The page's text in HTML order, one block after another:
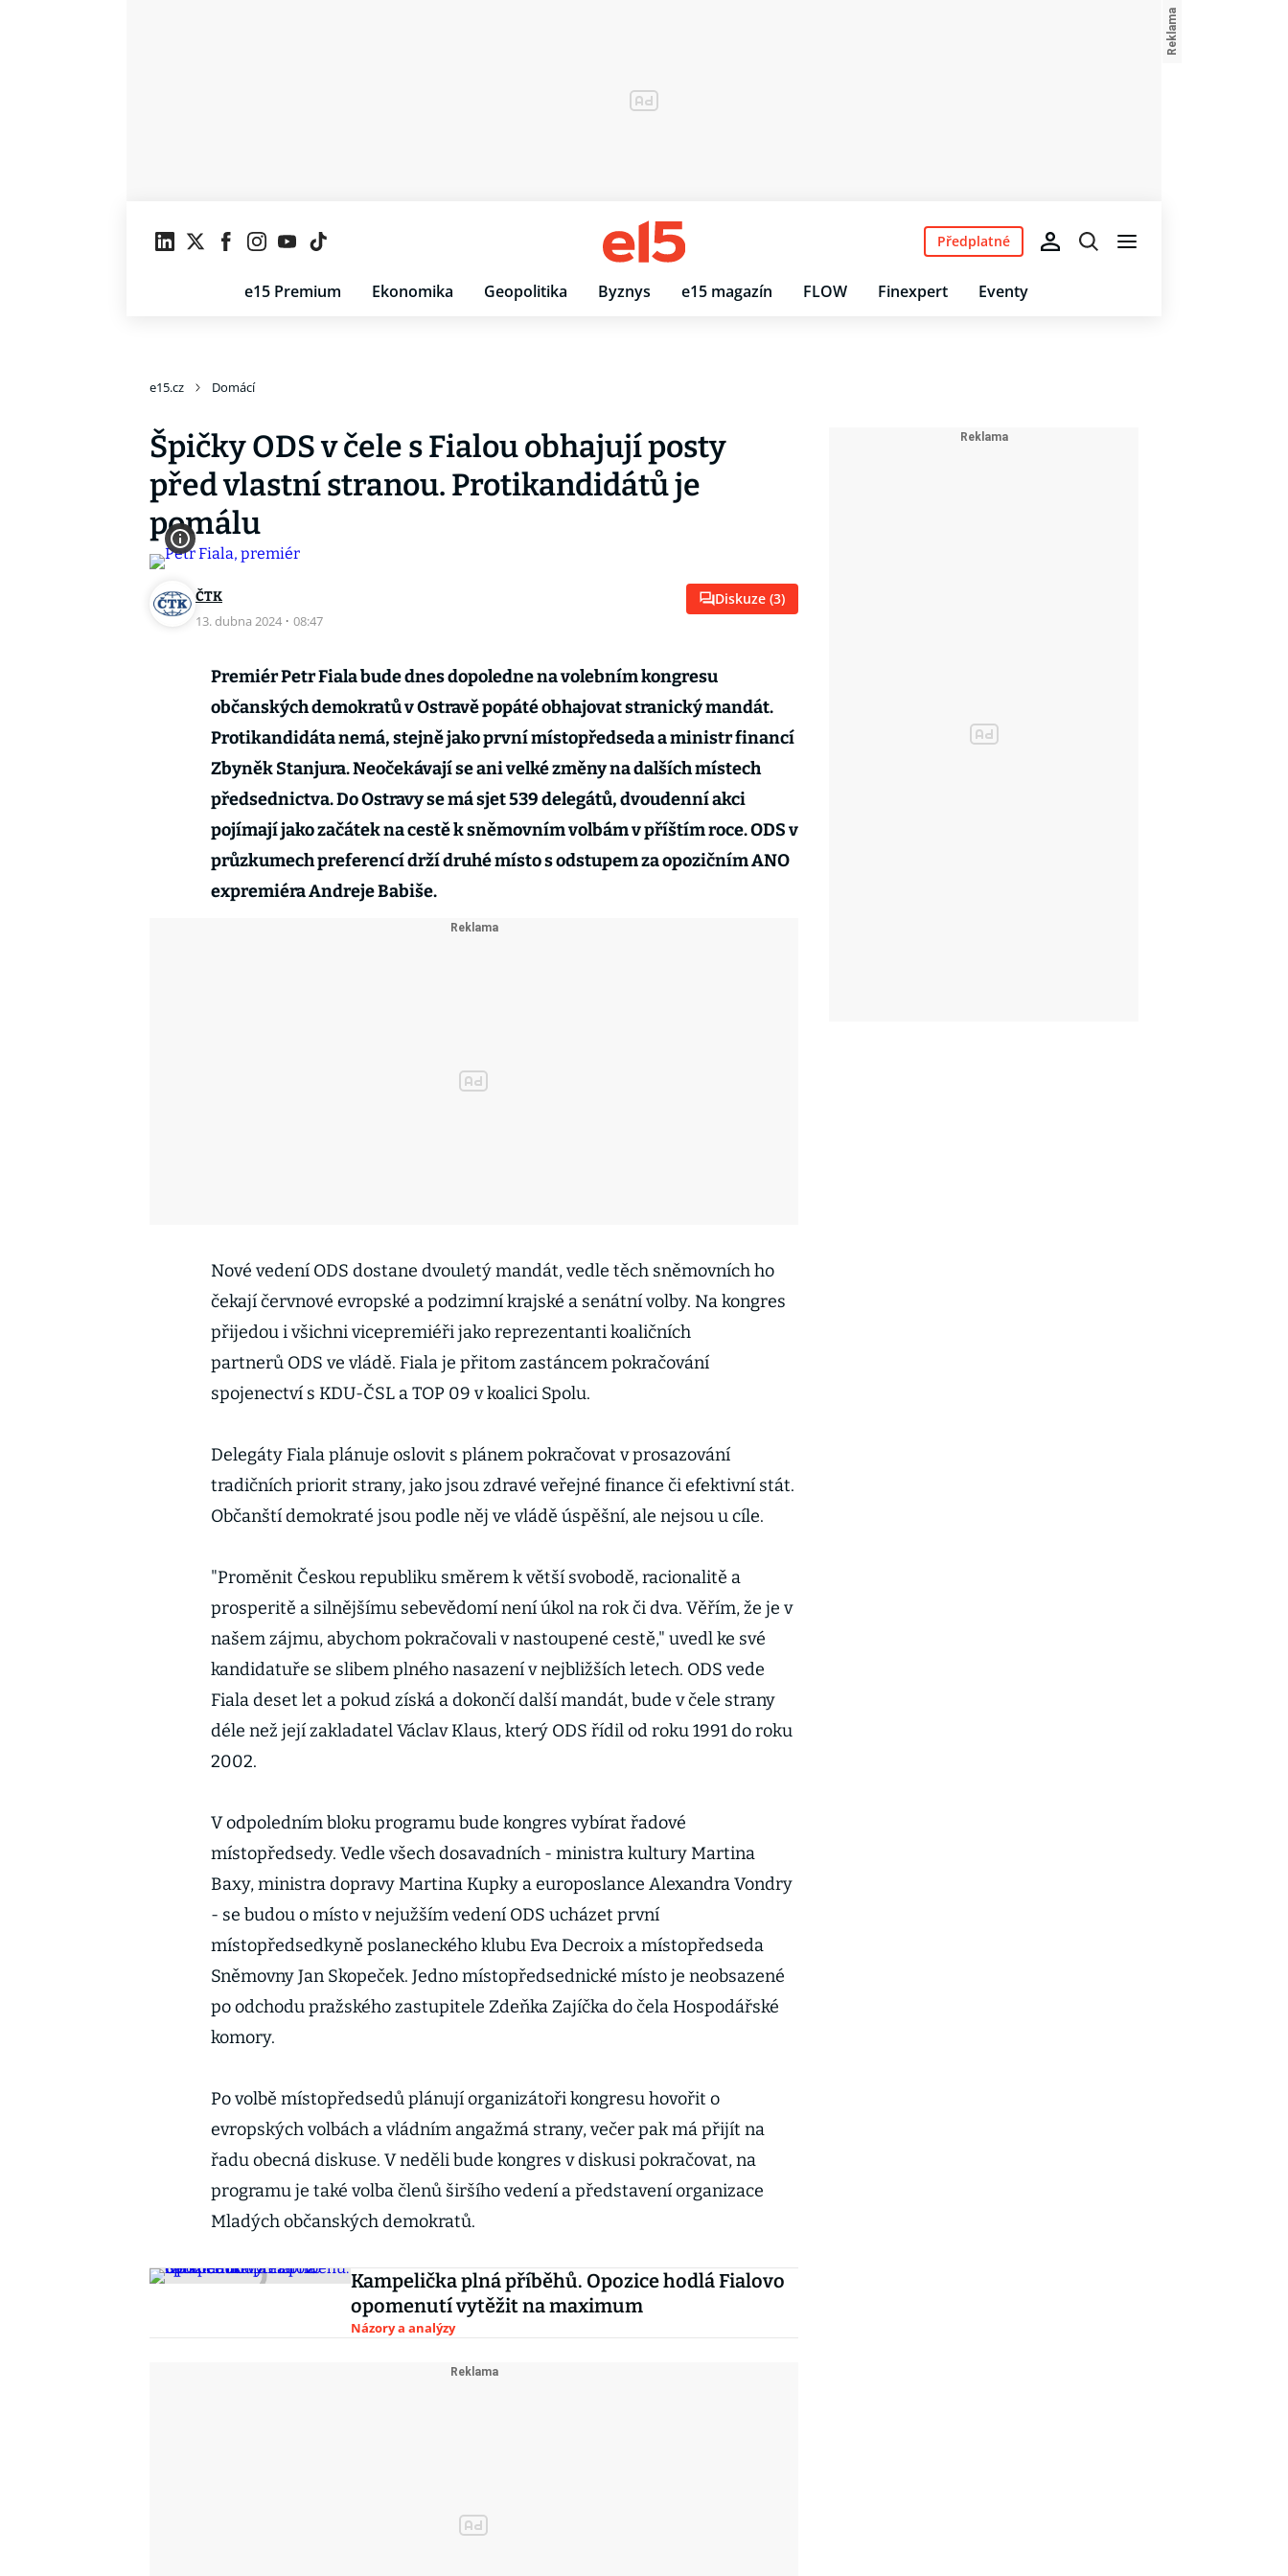
e15 Premium Ekonomika Geopolitika Byznys e15 magazín FLOW Finexpert Eventy
Předplatné
e15.cz Domácí
Špičky ODS v čele s Fialou obhajují posty
před vlastní stranou. Protikandidátů je
pomálu
ČTK
13. dubna 2024 · 08:47
Diskuze (3)
Premiér Petr Fiala bude dnes dopoledne na volebním kongresu
občanských demokratů v Ostravě popáté obhajovat stranický mandát.
Protikandidáta nemá, stejně jako první místopředseda a ministr financí
Zbyněk Stanjura. Neočekávají se ani velké změny na dalších místech
předsednictva. Do Ostravy se má sjet 539 delegátů, dvoudenní akci
pojímají jako začátek na cestě k sněmovním volbám v příštím roce. ODS v
průzkumech preferencí drží druhé místo s odstupem za opozičním ANO
expremiéra Andreje Babiše.
Nové vedení ODS dostane dvouletý mandát, vedle těch sněmovních ho
čekají červnové evropské a podzimní krajské a senátní volby. Na kongres
přijedou i všichni vicepremiéři jako reprezentanti koaličních
partnerů ODS ve vládě. Fiala je přitom zastáncem pokračování
spojenectví s KDU-ČSL a TOP 09 v koalici Spolu.
Delegáty Fiala plánuje oslovit s plánem pokračovat v prosazování
tradičních priorit strany, jako jsou zdravé veřejné finance či efektivní stát.
Občanští demokraté jsou podle něj ve vládě úspěšní, ale nejsou u cíle.
"Proměnit Českou republiku směrem k větší svobodě, racionalitě a
prosperitě a silnějšímu sebevědomí není úkol na rok či dva. Věřím, že je v
našem zájmu, abychom pokračovali v nastoupené cestě," uvedl ke své
kandidatuře se slibem plného nasazení v nejbližších letech. ODS vede
Fiala deset let a pokud získá a dokončí další mandát, bude v čele strany
déle než její zakladatel Václav Klaus, který ODS řídil od roku 1991 do roku
2002.
V odpoledním bloku programu bude kongres vybírat řadové
místopředsedy. Vedle všech dosavadních - ministra kultury Martina
Baxy, ministra dopravy Martina Kupky a europoslance Alexandra Vondry
- se budou o místo v nejužším vedení ODS ucházet první
místopředsedkyně poslaneckého klubu Eva Decroix a místopředseda
Sněmovny Jan Skopeček. Jedno místopředsednické místo je neobsazené
po odchodu pražského zastupitele Zdeňka Zajíčka do čela Hospodářské
komory.
Po volbě místopředsedů plánují organizátoři kongresu hovořit o
evropských volbách a vládním angažmá strany, večer pak má přijít na
řadu obecná diskuse. V neděli bude kongres v diskusi pokračovat, na
programu je také volba členů širšího vedení a představení organizace
Mladých občanských demokratů.
Kampelička plná příběhů. Opozice hodlá Fialovo
opomenutí vytěžit na maximum
Názory a analýzy